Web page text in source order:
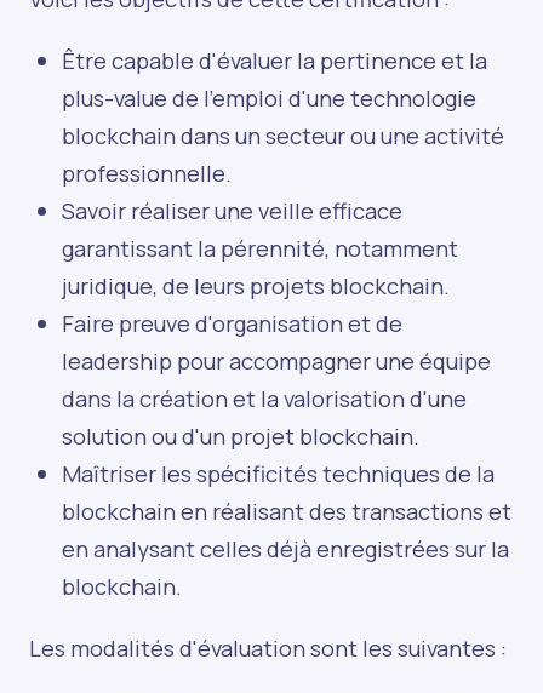
Être capable d'évaluer la pertinence et la
plus-value de l'emploi d'une technologie
blockchain dans un secteur ou une activité
professionnelle.
‍Savoir réaliser une veille efficace
garantissant la pérennité, notamment
juridique, de leurs projets blockchain.
‍Faire preuve d'organisation et de
leadership pour accompagner une équipe
dans la création et la valorisation d'une
solution ou d'un projet blockchain.
‍Maîtriser les spécificités techniques de la
blockchain en réalisant des transactions et
en analysant celles déjà enregistrées sur la
blockchain.
Les modalités d'évaluation sont les suivantes :